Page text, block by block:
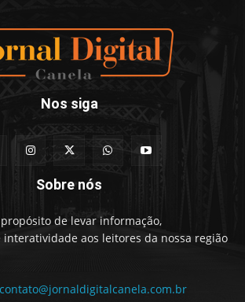
Nos siga
Sobre nós
de levar informação,
aos leitores da nossa região
contato@jornaldigitalcanela.com.br